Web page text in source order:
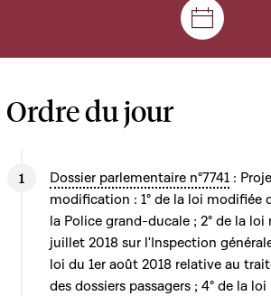
Séances
Ordre du jour
Dossier parlementaire n°7741 :
modification : 1° de la loi modifiée
la Police grand-ducale ; 2° de la loi
juillet 2018 sur l'Inspection
loi du 1er août 2018 relative au
des dossiers passagers ; 4° de la